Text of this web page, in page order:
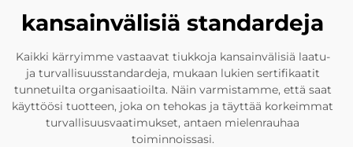
kansainvälisiä standardeja
Kaikki kärryimme vastaavat tiukkoja kansainvälisiä laatu-
ja turvallisuusstandardeja, mukaan lukien sertifikaatit
tunnetuilta organisaatioilta. Näin varmistamme, että saat
käyttöösi tuotteen, joka on tehokas ja täyttää korkeimmat
turvallisuusvaatimukset, antaen mielenrauhaa
toiminnoissasi.